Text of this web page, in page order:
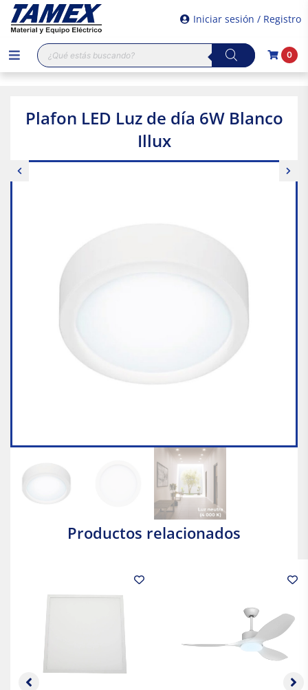
Iniciar sesión / Registro
Búsqueda
de
productos
0
Plafon LED Luz de día 6W Blanco
Illux
Productos relacionados